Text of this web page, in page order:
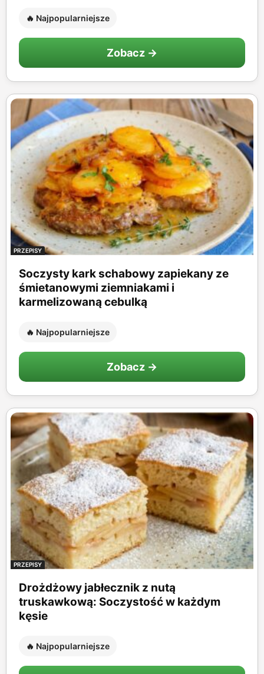
🔥 Najpopularniejsze
Zobacz →
PRZEPISY
Soczysty kark schabowy zapiekany ze
śmietanowymi ziemniakami i
karmelizowaną cebulką
🔥 Najpopularniejsze
Zobacz →
PRZEPISY
Drożdżowy jabłecznik z nutą
truskawkową: Soczystość w każdym
kęsie
🔥 Najpopularniejsze